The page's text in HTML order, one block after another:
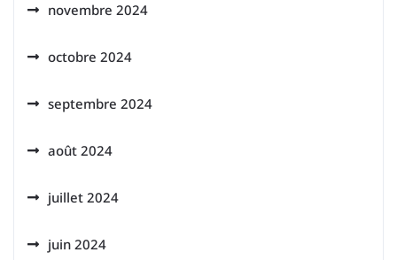
novembre 2024
octobre 2024
septembre 2024
août 2024
juillet 2024
juin 2024